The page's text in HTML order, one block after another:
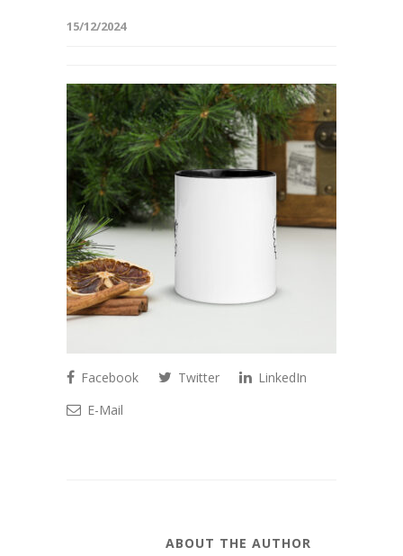
15/12/2024
Facebook Twitter
LinkedIn
E-Mail
ABOUT THE AUTHOR